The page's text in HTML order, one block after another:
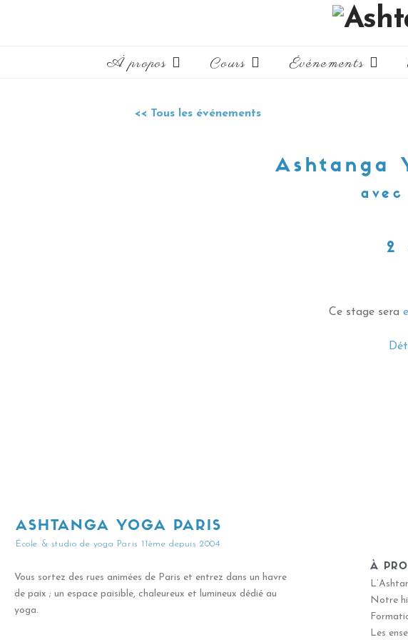
À propos Cours Événements
<< Tous les événements
Ashtanga
avec
2
Ce stage sera
ASHTANGA YOGA PARIS
École & studio de yoga Paris 11ème depuis 2004
Vous sortez des rues animées de Paris et entrez dans un havre
de paix ; un espace paisible, chaleureux et lumineux dédié au
yoga.
À
Notre
Les